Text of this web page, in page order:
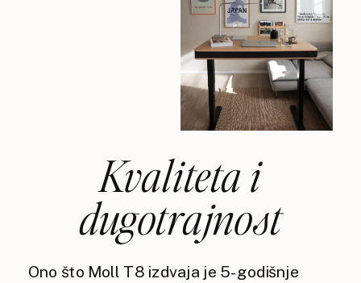
Kvaliteta i
dugotrajnost
Ono što Moll T8 izdvaja je 5-godišnje